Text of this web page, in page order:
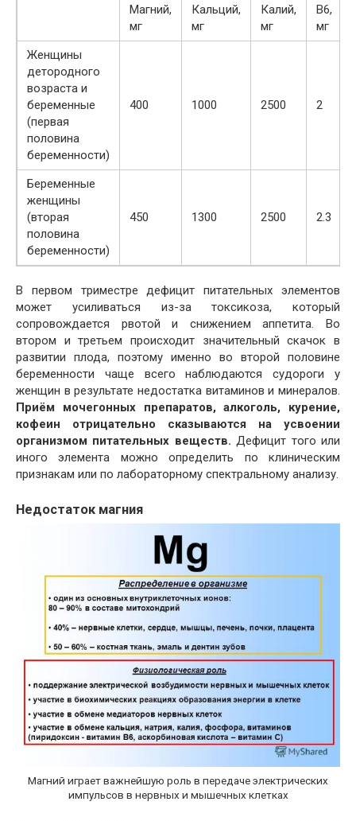
Магний,
мг
Кальций,
мг
Калий,
мг
В6,
мг
Женщины
детородного
возраста и
беременные
(первая
половина
беременности)
400 1000 2500 2
Беременные
женщины
(вторая
половина
беременности)
450 1300 2500 2.3
В первом триместре дефицит питательных элементов
может усиливаться из-за токсикоза, который
сопровождается рвотой и снижением аппетита. Во
втором и третьем происходит значительный скачок в
развитии плода, поэтому именно во второй половине
беременности чаще всего наблюдаются судороги у
женщин в результате недостатка витаминов и минералов.
Приём мочегонных препаратов, алкоголь, курение,
кофеин отрицательно сказываются на усвоении
организмом питательных веществ. Дефицит того или
иного элемента можно определить по клиническим
признакам или по лабораторному спектральному анализу.
Недостаток магния
Магний играет важнейшую роль в передаче электрических
импульсов в нервных и мышечных клетках